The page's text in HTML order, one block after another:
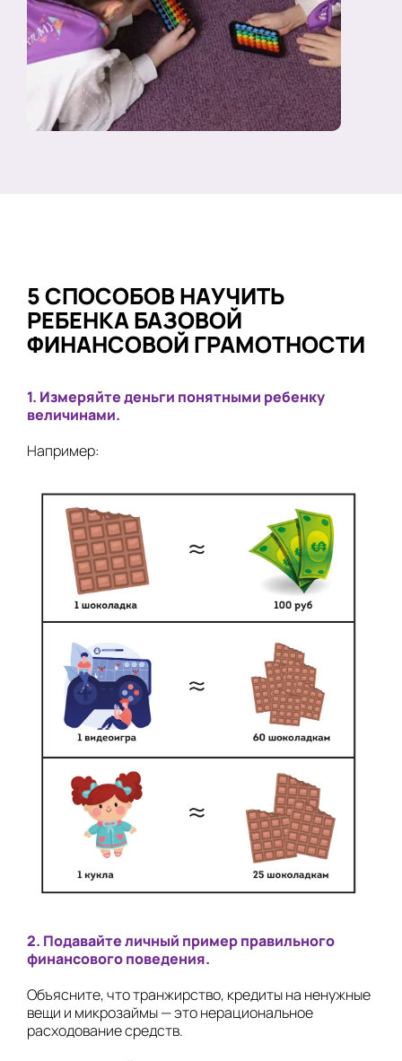
5 СПОСОБОВ НАУЧИТЬ
РЕБЕНКА БАЗОВОЙ
ФИНАНСОВОЙ ГРАМОТНОСТИ
1. Измеряйте деньги понятными ребенку
величинами.
Например:
2. Подавайте личный пример правильного
финансового поведения.
Объясните, что транжирство, кредиты на ненужные
вещи и микрозаймы — это нерациональное
расходование средств.